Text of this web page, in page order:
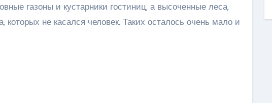
газоны и кустарники гостиниц, а высоченные леса,
не касался человек. Таких осталось очень мало и